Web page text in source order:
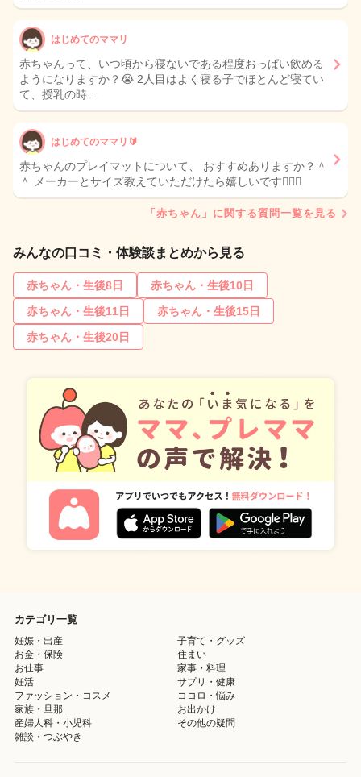
はじめてのママリ
赤ちゃんって、いつ頃から寝ないである程度おっぱい飲める
ようになりますか？😭 2人目はよく寝る子でほとんど寝てい
て、授乳の時…
はじめてのママリ🔰
赤ちゃんのプレイマットについて、 おすすめありますか？＾
＾ メーカーとサイズ教えていただけたら嬉しいです🙇‍♀️✨
「赤ちゃん」に関する質問一覧を見る
みんなの口コミ・体験談まとめから見る
赤ちゃん・生後8日
赤ちゃん・生後10日
赤ちゃん・生後11日
赤ちゃん・生後15日
赤ちゃん・生後20日
カテゴリ一覧
妊娠・出産
子育て・グッズ
お金・保険
住まい
お仕事
家事・料理
妊活
サプリ・健康
ファッション・コスメ
ココロ・悩み
家族・旦那
お出かけ
産婦人科・小児科
その他の疑問
雑談・つぶやき